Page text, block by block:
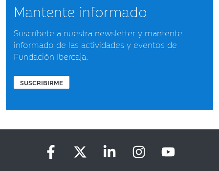
Mantente informado
Suscríbete a nuestra newsletter y mantente
informado de las actividades y eventos de
Fundación Ibercaja.
SUSCRIBIRME